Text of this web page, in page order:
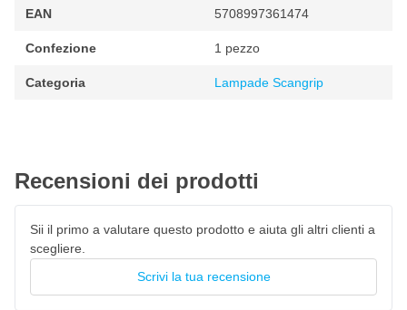
EAN 5708997361474
Confezione 1 pezzo
Categoria Lampade Scangrip
Recensioni dei prodotti
Sii il primo a valutare questo prodotto e aiuta gli altri clienti a
scegliere.
Scrivi la tua recensione